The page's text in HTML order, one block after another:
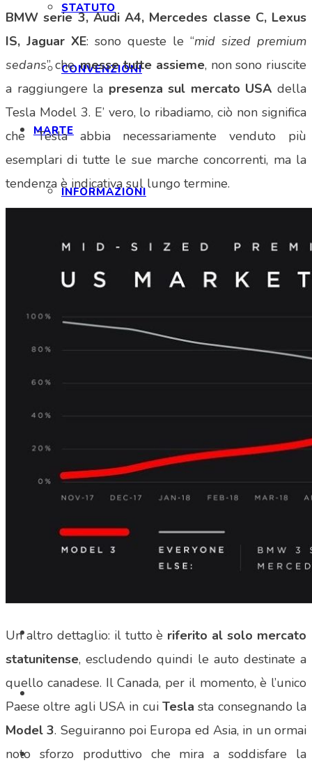
STATUTO
CONVENZIONI
MARTE
INFORMAZIONI
LOGIN
EVENTI
SPONSOR
SHOP
BMW serie 3, Audi A4, Mercedes classe C, Lexus
IS, Jaguar XE: sono queste le “mid sized premium
sedans” che,messe tutte assieme, non sono riuscite
a raggiungere la presenza sul mercato USAdella
Tesla Model 3. E’ vero, lo ribadiamo, ciò non significa
che Tesla abbia necessariamente venduto più
esemplari di tutte le sue marche concorrenti, ma la
tendenza è indicativa sul lungo termine.
Un altro dettaglio: il tutto è riferito al solo mercato
statunitense, escludendo quindi le auto destinate a
quello canadese. Il Canada, per il momento, è l’unico
Paese oltre agli USA in cui Tesla sta consegnando la
Model 3. Seguiranno poi Europa ed Asia, in un ormai
noto sforzo produttivo che mira a soddisfare la